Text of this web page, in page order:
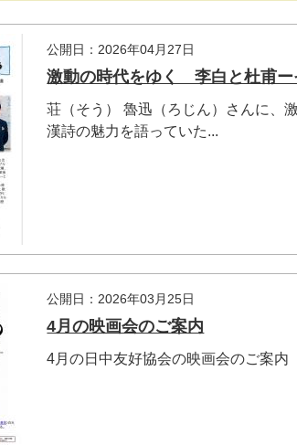
公開日：2026年04月27日
激動の時代をゆく 李白と杜甫ー
荘（そう） 魯迅（ろじん）さんに、
漢詩の魅力を語っていた...
公開日：2026年03月25日
4月の映画会のご案内
4月の日中友好協会の映画会のご案内